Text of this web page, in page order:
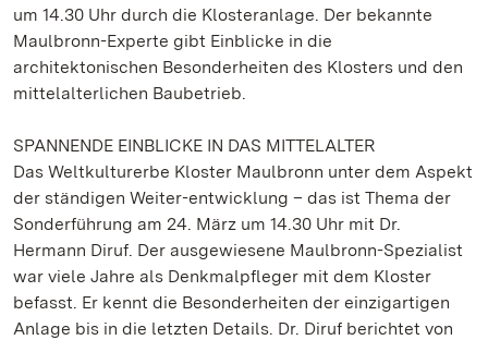
um 14.30 Uhr durch die Klosteranlage. Der bekannte
Maulbronn-Experte gibt Einblicke in die
architektonischen Besonderheiten des Klosters und den
mittelalterlichen Baubetrieb.
SPANNENDE EINBLICKE IN DAS MITTELALTER
Das Weltkulturerbe Kloster Maulbronn unter dem Aspekt
der ständigen Weiter-entwicklung – das ist Thema der
Sonderführung am 24. März um 14.30 Uhr mit Dr.
Hermann Diruf. Der ausgewiesene Maulbronn-Spezialist
war viele Jahre als Denkmalpfleger mit dem Kloster
befasst. Er kennt die Besonderheiten der einzigartigen
Anlage bis in die letzten Details. Dr. Diruf berichtet von